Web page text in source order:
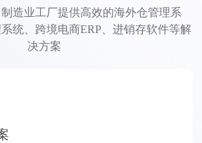
造业工厂提供高效的海外仓管理系
统、跨境电商ERP、进销存软件等解
决方案